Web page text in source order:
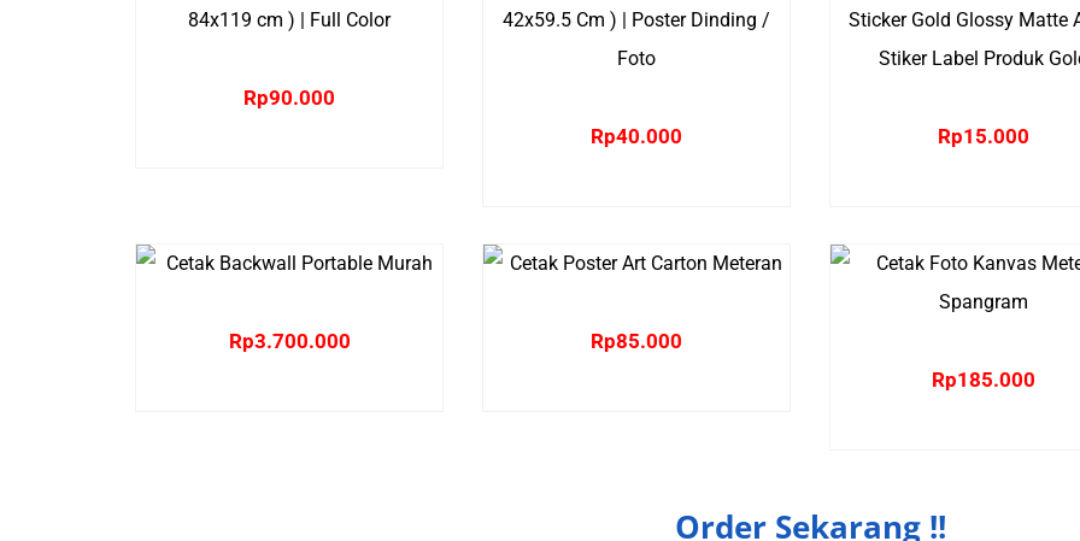
Rp90.000
Rp40.000 Rp15.000
Rp3.700.000 Rp85.000
Rp185.000
Order Sekarang !!